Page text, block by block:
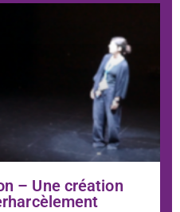
– Une création